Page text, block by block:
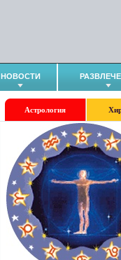
НОВОСТИ
Астрология